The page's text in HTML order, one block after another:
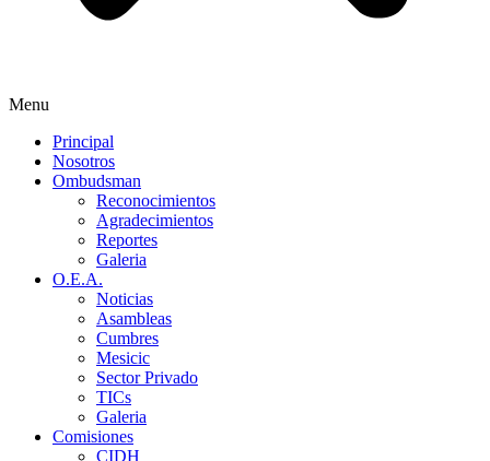
Menu
Principal
Nosotros
Ombudsman
Reconocimientos
Agradecimientos
Reportes
Galeria
O.E.A.
Noticias
Asambleas
Cumbres
Mesicic
Sector Privado
TICs
Galeria
Comisiones
CIDH